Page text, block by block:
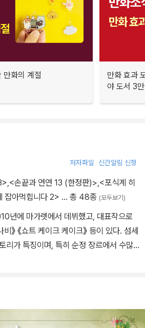
만화의 계절
만화 효과
야 도서 3
저자파일 신간알림 신청
<손끝과 연연 13 (한정판)> <포식계 히
잡아먹힙니다 2> … 총 48종 (모두보기)
년에 마가렛에서 데뷔했고, 대표작으로
비》 《쇼트 케이크 케이크》 등이 있다. 섬세
리가 특징이며, 특히 순정 장르에서 수많